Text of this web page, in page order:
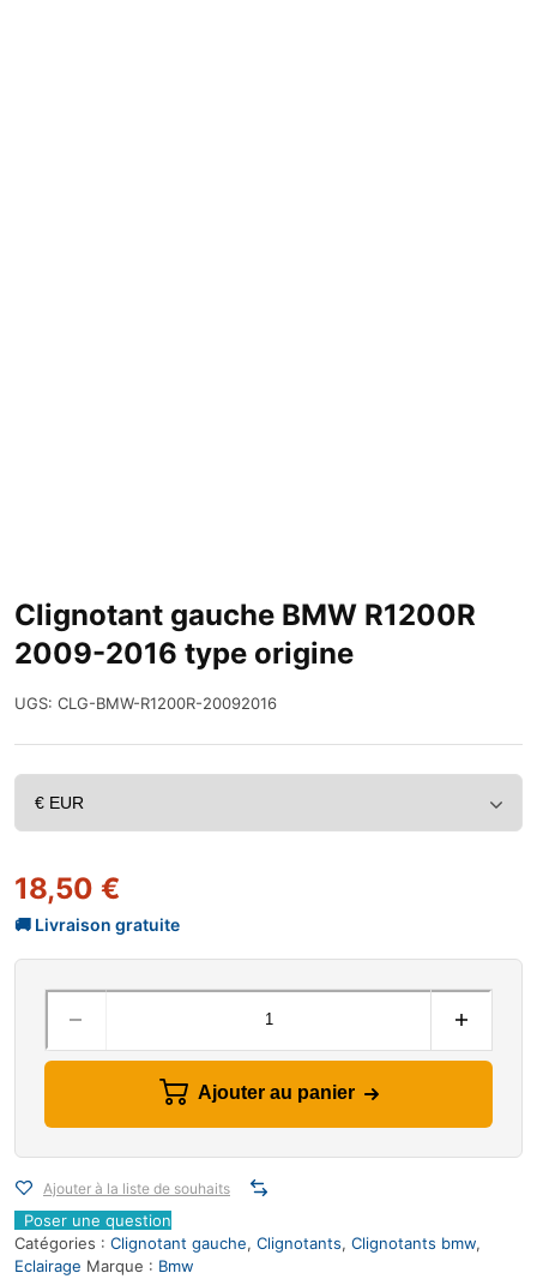
Clignotant gauche BMW R1200R
2009-2016 type origine
UGS: CLG-BMW-R1200R-20092016
18,50 €
Ajouter au panier
Ajouter à la liste de souhaits
Poser une question
Catégories : Clignotant gauche, Clignotants, Clignotants bmw,
Eclairage Marque : Bmw